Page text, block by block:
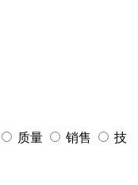
质量 销售
技